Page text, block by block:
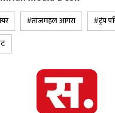
ताजमहल आगरा
ट्रंप